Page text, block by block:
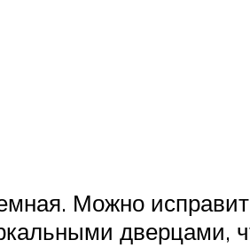
Можно
дверцами,